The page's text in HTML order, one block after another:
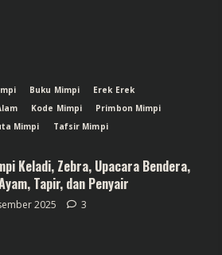
Buku Mimpi
Erek Erek
Kode Mimpi
Primbon Mimpi
Mimpi Tafsir Mimpi
Keladi, Zebra, Upacara Bendera,
Tapir, dan Penyair
2025 3